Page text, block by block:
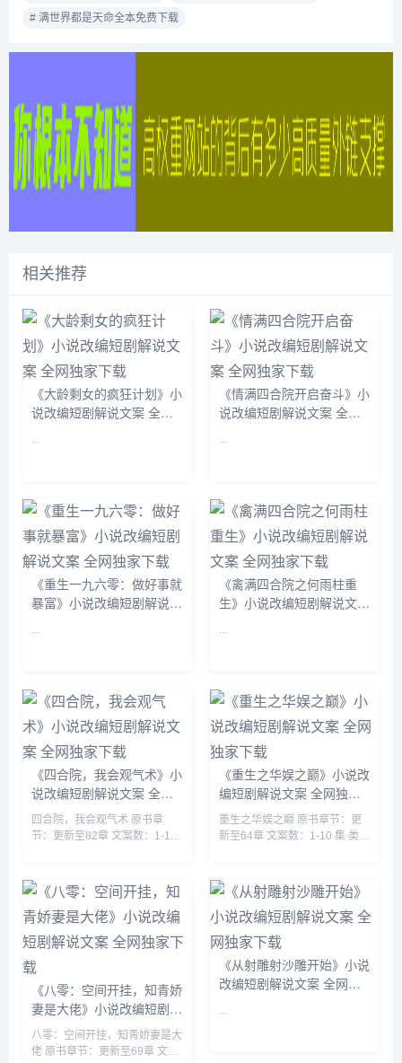
# 满世界都是天命全本免费下载
相关推荐
《大龄剩女的疯狂计划》小
说改编短剧解说文案 全网
...
《情满四合院开启奋斗》小
说改编短剧解说文案 全网
...
《重生一九六零：做好事就
暴富》小说改编短剧解说文
...
《禽满四合院之何雨柱重
生》小说改编短剧解说文案
...
《四合院，我会观气术》小
说改编短剧解说文案 全网
独家下载
四合院，我会观气术 原书章
节：更新至82章 文案数：1-10
《重生之华娱之巅》小说改
编短剧解说文案 全网独家
下载
重生之华娱之巅 原书章节：更
新至64章 文案数：1-10 集 类
《八零：空间开挂，知青娇
妻是大佬》小说改编短剧解
说文案 全网独家下载
八零：空间开挂，知青娇妻是大
佬 原书章节：更新至69章 文案
《从射雕射沙雕开始》小说
改编短剧解说文案 全网独
...